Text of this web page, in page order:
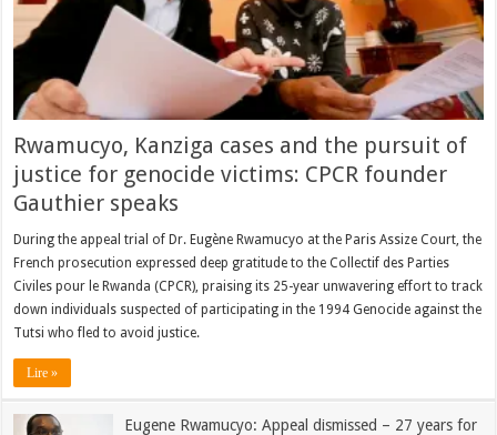
Rwamucyo, Kanziga cases and the pursuit of
justice for genocide victims: CPCR founder
Gauthier speaks
During the appeal trial of Dr. Eugène Rwamucyo at the Paris Assize Court, the
French prosecution expressed deep gratitude to the Collectif des Parties
Civiles pour le Rwanda (CPCR), praising its 25-year unwavering effort to track
down individuals suspected of participating in the 1994 Genocide against the
Tutsi who fled to avoid justice.
Lire »
Eugene Rwamucyo: Appeal dismissed – 27 years for